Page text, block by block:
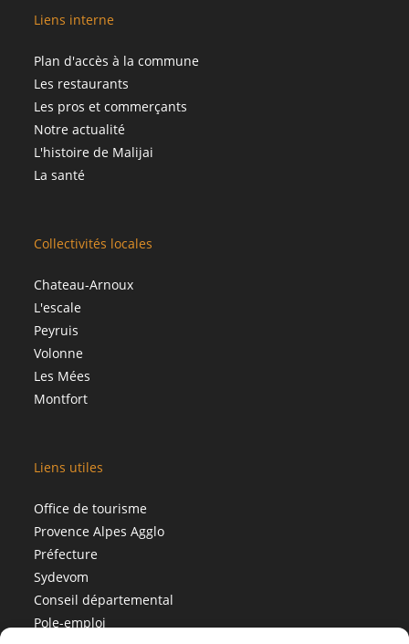
Liens interne
Plan d'accès à la commune
Les restaurants
Les pros et commerçants
Notre actualité
L'histoire de Malijai
La santé
Collectivités locales
Chateau-Arnoux
L'escale
Peyruis
Volonne
Les Mées
Montfort
Liens utiles
Office de tourisme
Provence Alpes Agglo
Préfecture
Sydevom
Conseil départemental
Pole-emploi